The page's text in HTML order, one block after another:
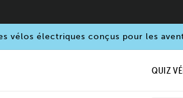
vélos électriques conçus pour les
QUIZ